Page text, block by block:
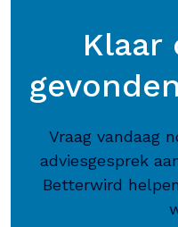
Klaar
Vraag vandaag
adviesgesprek
Betterwird